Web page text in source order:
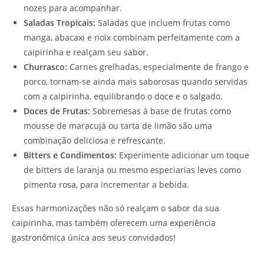
nozes para acompanhar.
Saladas Tropicais: Saladas que incluem frutas como
manga, abacaxi e noix combinam perfeitamente com a
caipirinha e realçam seu sabor.
Churrasco: Carnes grelhadas, especialmente de frango e
porco, tornam-se ainda mais saborosas quando servidas
com a caipirinha, equilibrando o doce e o salgado.
Doces de Frutas: Sobremesas à base de frutas como
mousse de maracujá ou tarta de limão são uma
combinação deliciosa e refrescante.
Bitters e Condimentos: Experimente adicionar um toque
de bitters de laranja ou mesmo especiarias leves como
pimenta rosa, para incrementar a bebida.
Essas harmonizações não só realçam o sabor da sua
caipirinha, mas também oferecem uma experiência
gastronômica única aos seus convidados!